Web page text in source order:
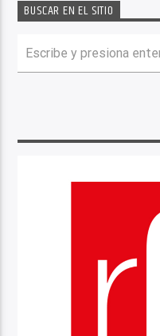
BUSCAR EN EL SITIO